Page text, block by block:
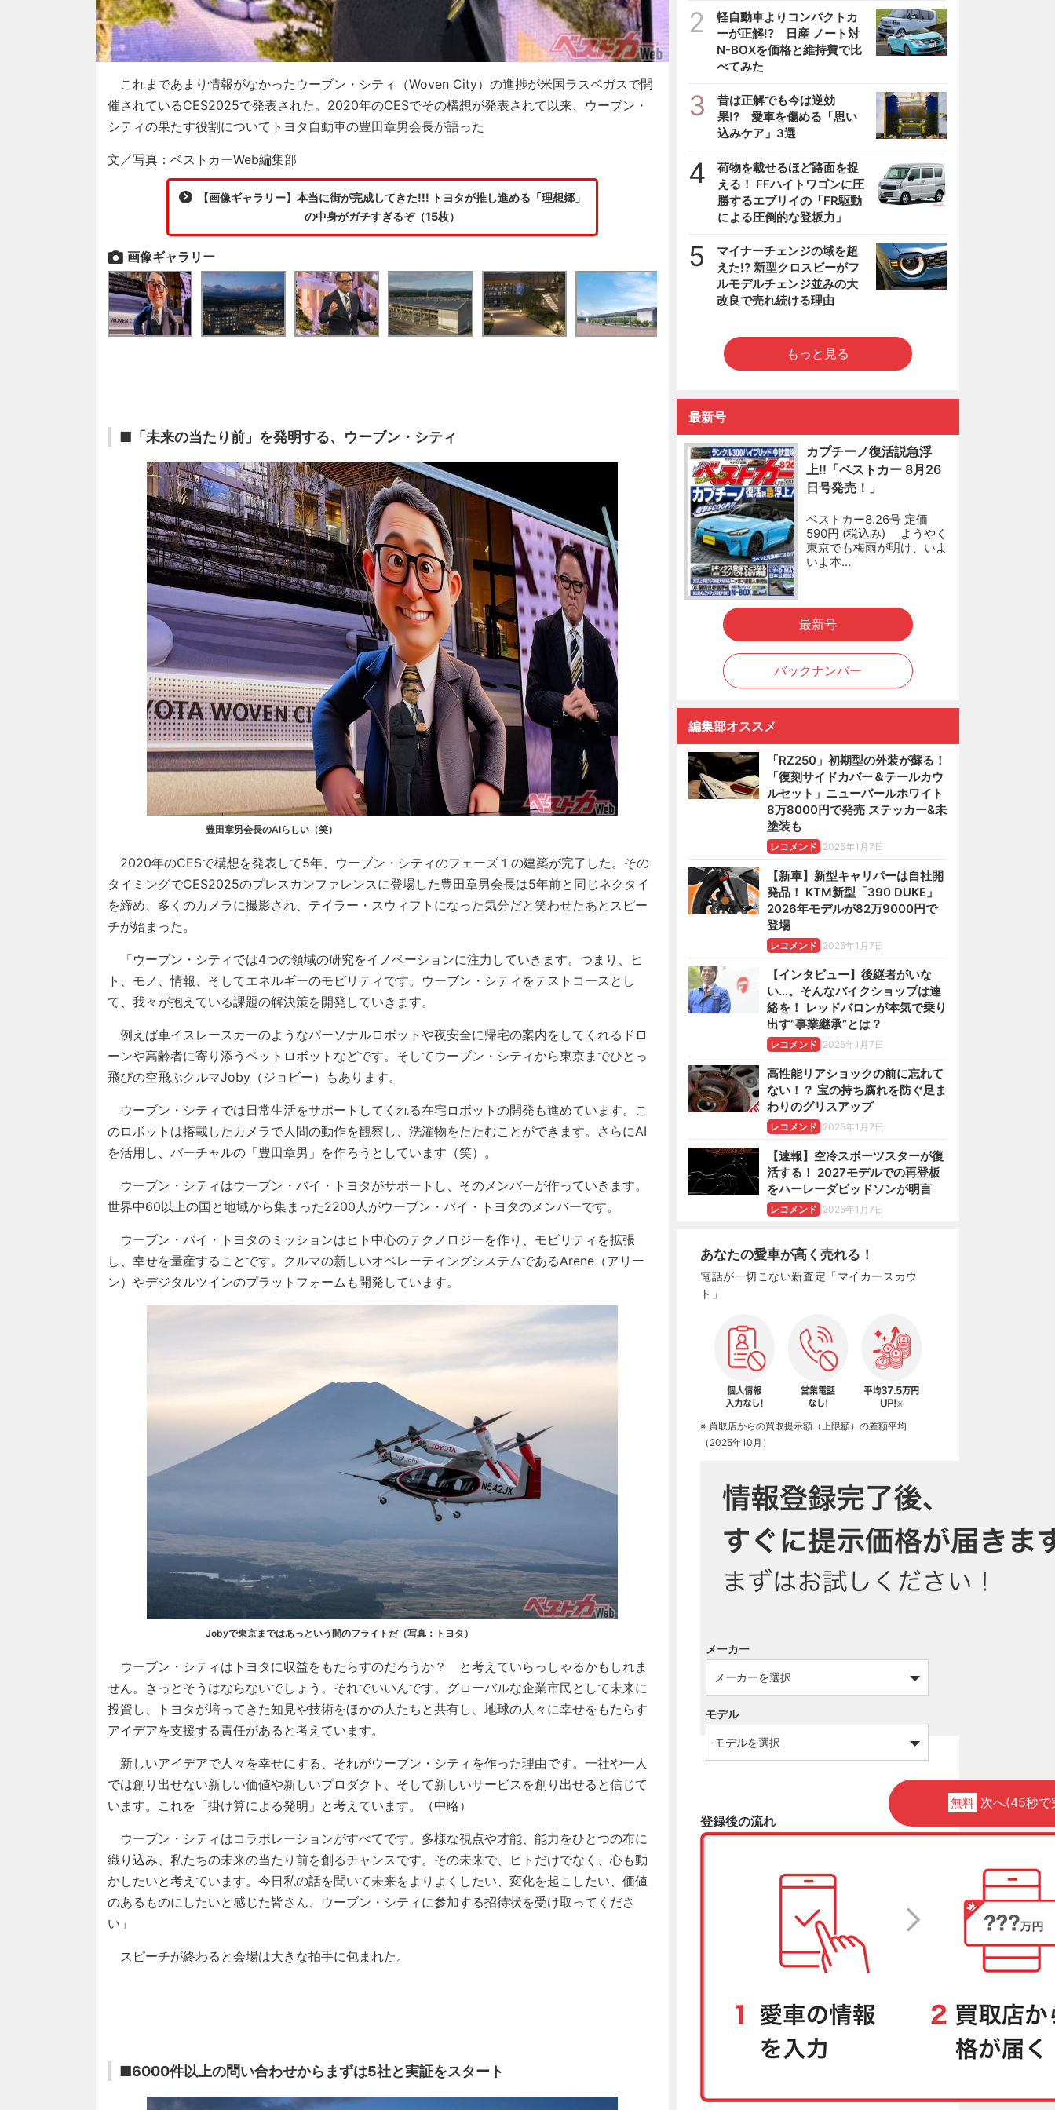
これまであまり情報がなかったウーブン・シティ（Woven City）の進捗が米国ラスベガスで開
催されているCES2025で発表された。2020年のCESでその構想が発表されて以来、ウーブン・
シティの果たす役割についてトヨタ自動車の豊田章男会長が語った
文／写真：ベストカーWeb編集部
【画像ギャラリー】本当に街が完成してきた!!! トヨタが推し進める「理想郷」
の中身がガチすぎるぞ（15枚）
画像ギャラリー
■「未来の当たり前」を発明する、ウーブン・シティ
豊田章男会長のAIらしい（笑）
2020年のCESで構想を発表して5年、ウーブン・シティのフェーズ１の建築が完了した。その
タイミングでCES2025のプレスカンファレンスに登場した豊田章男会長は5年前と同じネクタイ
を締め、多くのカメラに撮影され、テイラー・スウィフトになった気分だと笑わせたあとスピー
チが始まった。
「ウーブン・シティでは4つの領域の研究をイノベーションに注力していきます。つまり、ヒ
ト、モノ、情報、そしてエネルギーのモビリティです。ウーブン・シティをテストコースとし
て、我々が抱えている課題の解決策を開発していきます。
例えば車イスレースカーのようなパーソナルロボットや夜安全に帰宅の案内をしてくれるドロ
ーンや高齢者に寄り添うペットロボットなどです。そしてウーブン・シティから東京までひとっ
飛びの空飛ぶクルマJoby（ジョビー）もあります。
ウーブン・シティでは日常生活をサポートしてくれる在宅ロボットの開発も進めています。こ
のロボットは搭載したカメラで人間の動作を観察し、洗濯物をたたむことができます。さらにAI
を活用し、バーチャルの「豊田章男」を作ろうとしています（笑）。
ウーブン・シティはウーブン・バイ・トヨタがサポートし、そのメンバーが作っていきます。
世界中60以上の国と地域から集まった2200人がウーブン・バイ・トヨタのメンバーです。
ウーブン・バイ・トヨタのミッションはヒト中心のテクノロジーを作り、モビリティを拡張
し、幸せを量産することです。クルマの新しいオペレーティングシステムであるArene（アリー
ン）やデジタルツインのプラットフォームも開発しています。
Jobyで東京まではあっという間のフライトだ（写真：トヨタ）
ウーブン・シティはトヨタに収益をもたらすのだろうか？ と考えていらっしゃるかもしれま
せん。きっとそうはならないでしょう。それでいいんです。グローバルな企業市民として未来に
投資し、トヨタが培ってきた知見や技術をほかの人たちと共有し、地球の人々に幸せをもたらす
アイデアを支援する責任があると考えています。
新しいアイデアで人々を幸せにする、それがウーブン・シティを作った理由です。一社や一人
では創り出せない新しい価値や新しいプロダクト、そして新しいサービスを創り出せると信じて
います。これを「掛け算による発明」と考えています。（中略）
ウーブン・シティはコラボレーションがすべてです。多様な視点や才能、能力をひとつの布に
織り込み、私たちの未来の当たり前を創るチャンスです。その未来で、ヒトだけでなく、心も動
かしたいと考えています。今日私の話を聞いて未来をよりよくしたい、変化を起こしたい、価値
のあるものにしたいと感じた皆さん、ウーブン・シティに参加する招待状を受け取ってくださ
い」
スピーチが終わると会場は大きな拍手に包まれた。
■6000件以上の問い合わせからまずは5社と実証をスタート
2
軽自動車よりコンパクトカ
ーが正解!? 日産 ノート対
N-BOXを価格と維持費で比
べてみた
3
昔は正解でも今は逆効
果!? 愛車を傷める「思い
込みケア」3選
4
荷物を載せるほど路面を捉
える！ FFハイトワゴンに圧
勝するエブリイの「FR駆動
による圧倒的な登坂力」
5
マイナーチェンジの域を超
えた!? 新型クロスビーがフ
ルモデルチェンジ並みの大
改良で売れ続ける理由
もっと見る
最新号
カプチーノ復活説急浮
上!!「ベストカー 8月26
日号発売！」
ベストカー8.26号 定価
590円 (税込み) ようやく
東京でも梅雨が明け、いよ
いよ本…
最新号
バックナンバー
編集部オススメ
「RZ250」初期型の外装が蘇る！
「復刻サイドカバー＆テールカウ
ルセット」ニューパールホワイト
8万8000円で発売 ステッカー&未
塗装も
レコメンド 2025年1月7日
【新車】新型キャリパーは自社開
発品！ KTM新型「390 DUKE」
2026年モデルが82万9000円で
登場
レコメンド 2025年1月7日
【インタビュー】後継者がいな
い…。そんなバイクショップは連
絡を！ レッドバロンが本気で乗り
出す“事業継承”とは？
レコメンド 2025年1月7日
高性能リアショックの前に忘れて
ない！？ 宝の持ち腐れを防ぐ足ま
わりのグリスアップ
レコメンド 2025年1月7日
【速報】空冷スポーツスターが復
活する！ 2027モデルでの再登板
をハーレーダビッドソンが明言
レコメンド 2025年1月7日
あなたの愛車が高く売れる！
電話が一切こない新査定「マイカースカウ
ト」
※ 買取店からの買取提示額（上限額）の差額平均
（2025年10月）
メーカー
モデル
無料 次へ(45秒で
登録後の流れ